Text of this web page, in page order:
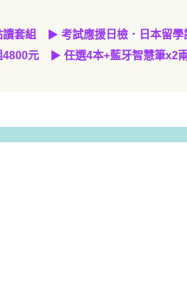
套組 ▶ 考試應援日檢．日本留學
4800元 ▶ 任選4本+藍牙智慧筆x2